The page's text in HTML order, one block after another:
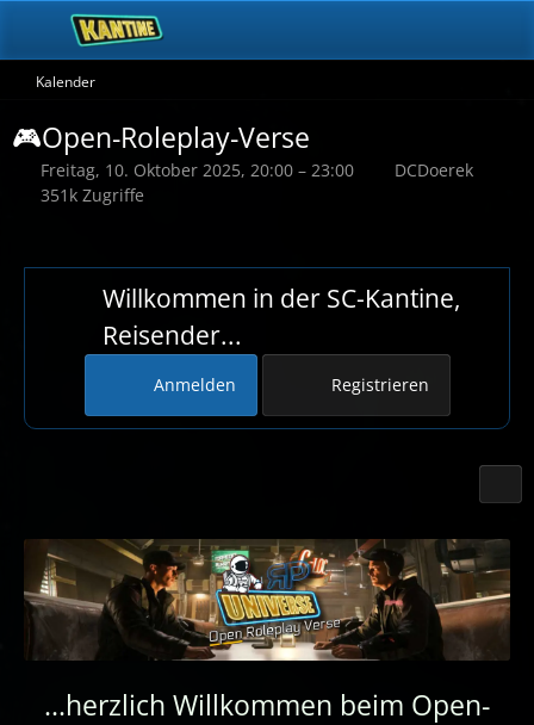
Kalender
🎮Open-Roleplay-Verse
Freitag, 10. Oktober 2025, 20:00 – 23:00
DCDoerek
351k Zugriffe
Willkommen in der SC-Kantine,
Reisender...
Anmelden Registrieren
...herzlich Willkommen beim Open-